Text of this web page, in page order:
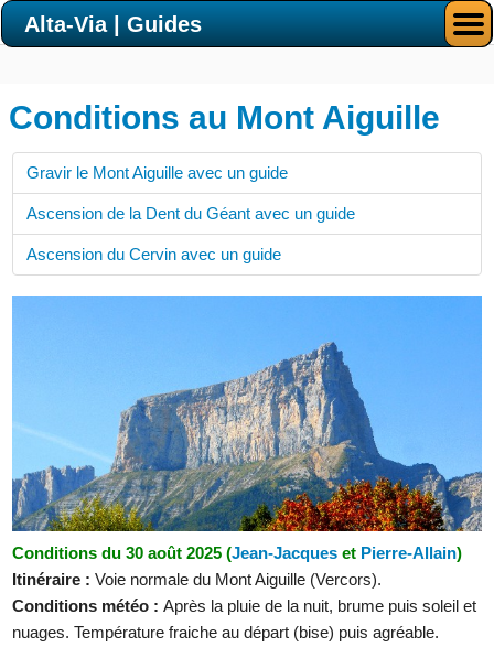
Conditions au Mont Aiguille
Gravir le Mont Aiguille avec un guide
Ascension de la Dent du Géant avec un guide
Ascension du Cervin avec un guide
Conditions du 30 août 2025 (Jean-Jacques et Pierre-Allain)
Itinéraire : Voie normale du Mont Aiguille (Vercors).
Conditions météo : Après la pluie de la nuit, brume puis soleil et
nuages. Température fraiche au départ (bise) puis agréable.
Alta-Via | Guides